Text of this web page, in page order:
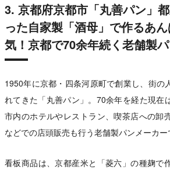
3. 京都府京都市「丸善パン」
った自家製「酒母」で作るあ
気！京都で70余年続く老舗製
1950年に京都・四条河原町で創業し、街の
れてきた「丸善パン」。70余年を経た現在
市内のホテルやレストラン、喫茶店への卸
などでの店頭販売も行う老舗製パンメーカー
看板商品は、京都産米と「菱六」の種麹で